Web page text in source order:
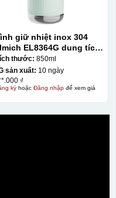
giữ nhiệt inox 304
EL8364G dung tích
thước: 850ml
sản xuất: 10 ngày
₫
kýhoặc Đăng nhậpđể xem giá